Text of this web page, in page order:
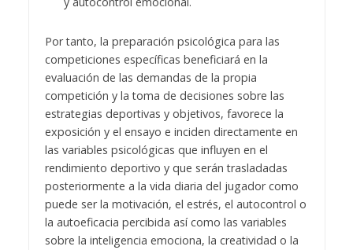
Por tanto, la preparación psicológica para las
competiciones específicas beneficiará en la
evaluación de las demandas de la propia
competición y la toma de decisiones sobre las
estrategias deportivas y objetivos, favorece la
exposición y el ensayo e inciden directamente en
las variables psicológicas que influyen en el
rendimiento deportivo y que serán trasladadas
posteriormente a la vida diaria del jugador como
puede ser la motivación, el estrés, el autocontrol o
la autoeficacia percibida así como las variables
sobre la inteligencia emociona, la creatividad o la